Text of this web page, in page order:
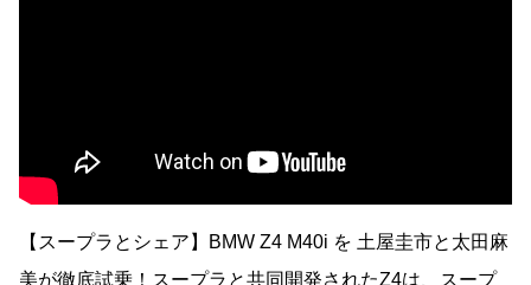
【スープラとシェア】BMW Z4 M40i を 土屋圭市と太田麻
美が徹底試乗！スープラと共同開発されたZ4は、スープ